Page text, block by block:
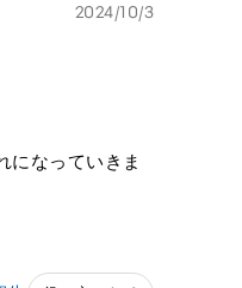
2024/10/3
になっていきま